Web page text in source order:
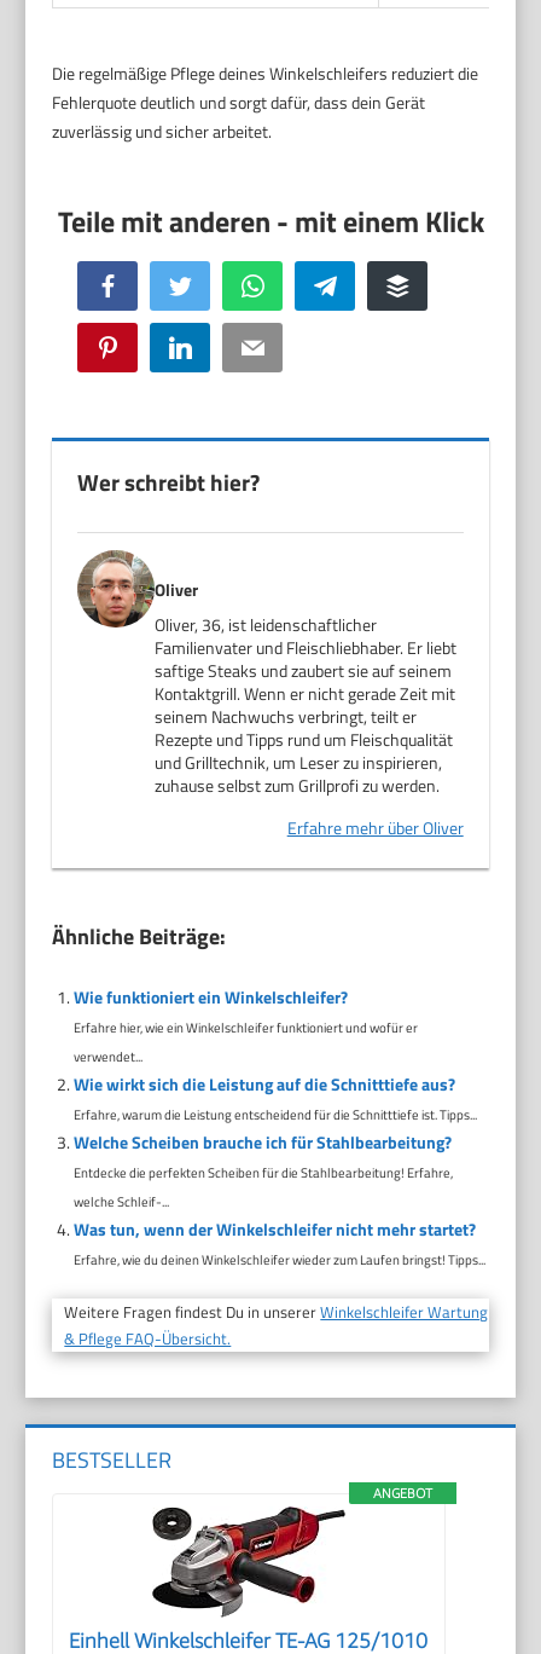
Die regelmäßige Pflege deines Winkelschleifers reduziert die
Fehlerquote deutlich und sorgt dafür, dass dein Gerät
zuverlässig und sicher arbeitet.
Facebook Twitter WhatsApp Telegram Buffer
Pinterest LinkedIn Email
Wer schreibt hier?
Oliver
Oliver, 36, ist leidenschaftlicher
Familienvater und Fleischliebhaber. Er liebt
saftige Steaks und zaubert sie auf seinem
Kontaktgrill. Wenn er nicht gerade Zeit mit
seinem Nachwuchs verbringt, teilt er
Rezepte und Tipps rund um Fleischqualität
und Grilltechnik, um Leser zu inspirieren,
zuhause selbst zum Grillprofi zu werden.
Erfahre mehr über Oliver
Ähnliche Beiträge:
Wie funktioniert ein Winkelschleifer?
Erfahre hier, wie ein Winkelschleifer funktioniert und wofür er
verwendet...
Wie wirkt sich die Leistung auf die Schnitttiefe aus?
Erfahre, warum die Leistung entscheidend für die Schnitttiefe ist. Tipps...
Welche Scheiben brauche ich für Stahlbearbeitung?
Entdecke die perfekten Scheiben für die Stahlbearbeitung! Erfahre,
welche Schleif-...
Was tun, wenn der Winkelschleifer nicht mehr startet?
Erfahre, wie du deinen Winkelschleifer wieder zum Laufen bringst! Tipps...
Weitere Fragen findest Du in unsererWinkelschleifer Wartung
& Pflege FAQ-Übersicht.
BESTSELLER
ANGEBOT
Einhell Winkelschleifer TE-AG 125/1010